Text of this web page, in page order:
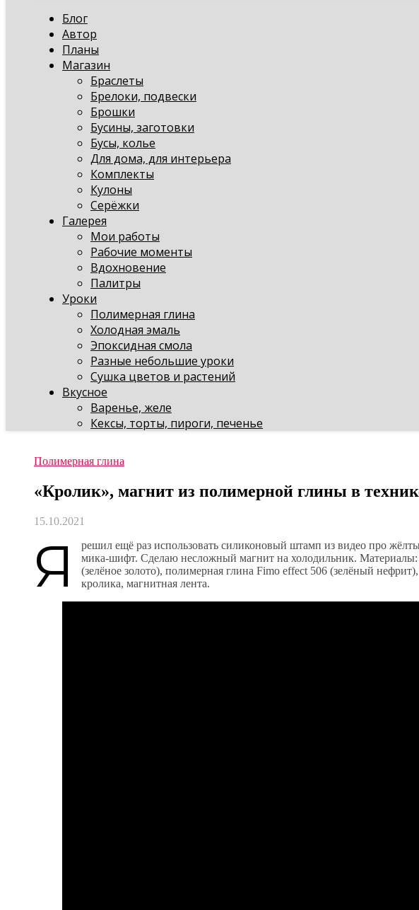
Блог
Автор
Планы
Магазин
Браслеты
Брелоки, подвески
Брошки
Бусины, заготовки
Бусы, колье
Для дома, для интерьера
Комплекты
Кулоны
Серёжки
Галерея
Мои работы
Рабочие моменты
Вдохновение
Палитры
Уроки
Полимерная глина
Холодная эмаль
Эпоксидная смола
Разные небольшие уроки
Сушка цветов и растений
Вкусное
Варенье, желе
Кексы, торты, пироги, печенье
Полимерная глина
«Кролик», магнит из полимерной глины в
15.10.2021
Я
решил ещё раз использовать силиконовый штамп из видео про
мика-шифт. Сделаю несложный магнит на холодильник. Материалы:
(зелёное золото), полимерная глина Fimo effect 506 (зелёный
кролика, магнитная лента.